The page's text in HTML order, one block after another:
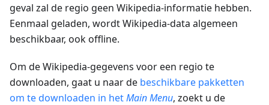
geval zal de regio geen Wikipedia-informatie hebben.
Eenmaal geladen, wordt Wikipedia-data algemeen
beschikbaar, ook offline.
Om de Wikipedia-gegevens voor een regio te
downloaden, gaat u naar de beschikbare pakketten
om te downloaden in hetMain Menu, zoekt u de